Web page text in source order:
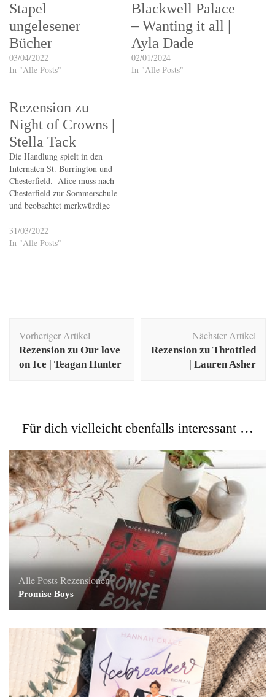
Stapel
ungelesener
Bücher
03/04/2022
In "Alle Posts"
Blackwell Palace
– Wanting it all |
Ayla Dade
02/01/2024
In "Alle Posts"
Rezension zu
Night of Crowns |
Stella Tack
Die Handlung spielt in den
Internaten St. Burrington und
Chesterfield. Alice muss nach
Chesterfield zur Sommerschule
und beobachtet merkwürdige
Handgelenken, merkwürdige
Fähigkeiten ihrer Mitschüler
31/03/2022
In "Alle Posts"
Vorheriger Artikel
Rezension zu Our love
on Ice | Teagan Hunter
Nächster Artikel
Rezension zu Throttled
| Lauren Asher
Für dich vielleicht ebenfalls interessant …
Alle PostsRezensionen
Promise Boys